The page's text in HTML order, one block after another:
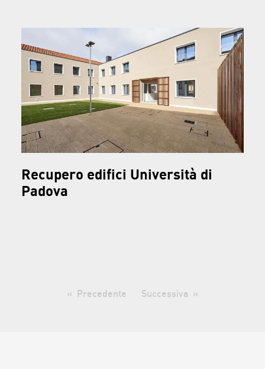
analizzare il nostro traffico. Condividiamo inoltre
informazioni sul modo in cui utilizza il nostro sito con i
nostri partner che si occupano di analisi dei dati web,
pubblicità e social media, i quali potrebbero combinarle
con altre informazioni che ha fornito loro o che hanno
raccolto dal suo utilizzo dei loro servizi.
Recupero edifici Università di
Padova
Precedente Successiva